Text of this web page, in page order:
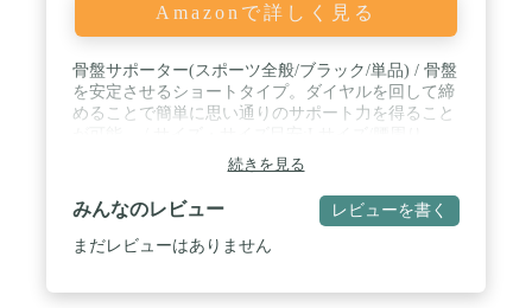
Amazonで詳しく見る
骨盤サポーター(スポーツ全般/ブラック/単品) / 骨盤
を安定させるショートタイプ。ダイヤルを回して締
めることで簡単に思い通りのサポート力を得ること
91cm-99cm / 素材:ポリエステル・ナイロン・ポリウ
レタン・クロロプレンゴム・ポリカーボネート・ポ
リアセタール・TPC・ガラス繊維入りナイロン・ガ
ラス繊維入りポリアセタール・ステンレス / 腰骨の
出ている部分を目安に腰周りを測ってお選び下さ
続きを見る
みんなのレビュー レビューを書く
まだレビューはありません